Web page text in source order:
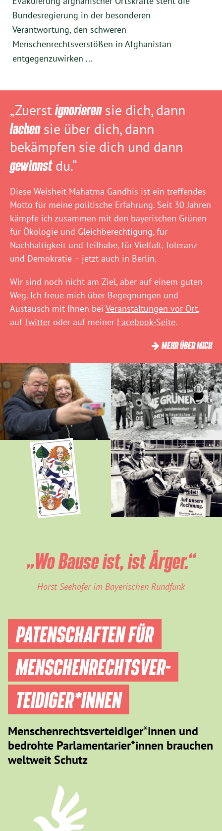
Bundesregierung in der besonderen
Verantwortung, den schweren
Menschenrechtsverstößen in Afghanistan
entgegenzuwirken ...
„Zuerstignorierensie dich, dann
lachensie über dich, dann
bekämpfen sie dich und dann
gewinnstdu.“
Diese Weisheit Mahatma Gandhis ist ein treffendes
Motto für meine politische Erfahrung. Seit 30 Jahren
kämpfe ich zusammen mit den bayerischen Grünen
für Ökologie und Gleichberechtigung, für
Nachhaltigkeit und Teilhabe, für Vielfalt, Toleranz
und Demokratie – jetzt auch in Berlin.
Wir sind noch nicht am Ziel, aber auf einem guten
Weg. Ich freue mich über Begegnungen und
Austausch mit Ihnen bei Veranstaltungen vor Ort,
aufTwitter oder auf meiner Facebook-Seite.
MEHR ÜBER MICH
„Wo Bause ist, ist Ärger.“
Horst Seehofer im Bayerischen Rundfunk
PATENSCHAFTEN FÜR
MENSCHEN­RECHTS­VER­
TEIDIGER­*INNEN
Menschenrechtsverteidiger*innen und
bedrohte Parlamentarier*innen brauchen
weltweit Schutz